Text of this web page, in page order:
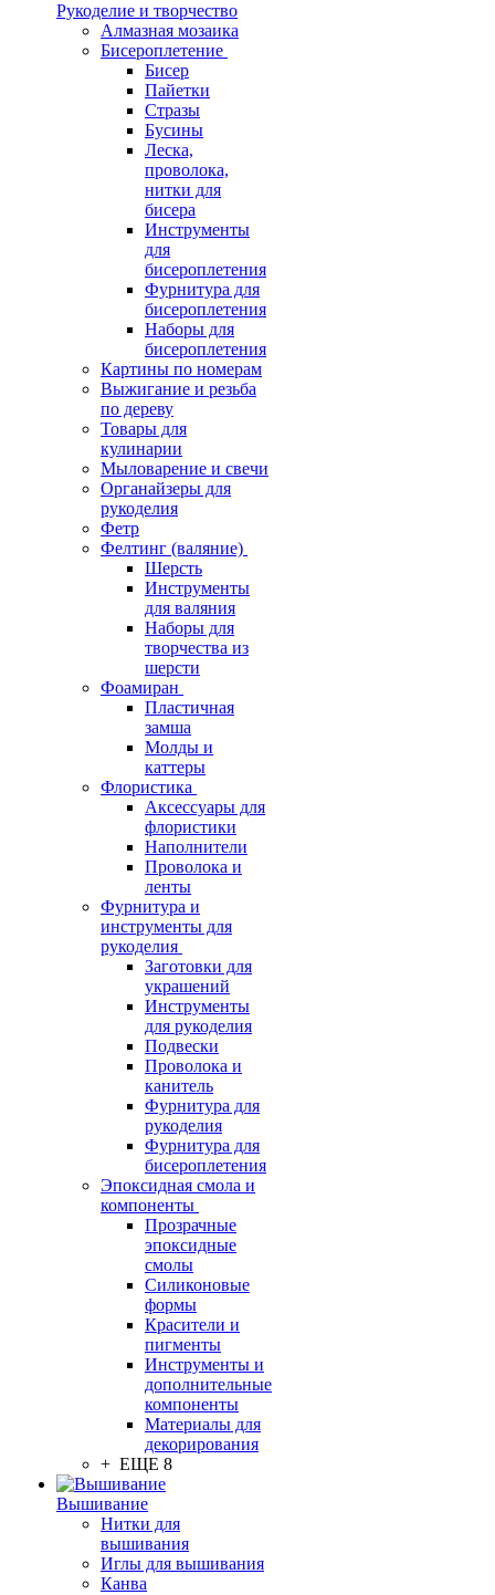
Рукоделие и творчество
Алмазная мозаика
Бисероплетение
Бисер
Пайетки
Стразы
Бусины
Леска,
проволока,
нитки для
бисера
Инструменты
для
бисероплетения
Фурнитура для
бисероплетения
Наборы для
бисероплетения
Картины по номерам
Выжигание и резьба
по дереву
Товары для
кулинарии
Мыловарение и свечи
Органайзеры для
рукоделия
Фетр
Фелтинг (валяние)
Шерсть
Инструменты
для валяния
Наборы для
творчества из
шерсти
Фоамиран
Пластичная
замша
Молды и
каттеры
Флористика
Аксессуары для
флористики
Наполнители
Проволока и
ленты
Фурнитура и
инструменты для
рукоделия
Заготовки для
украшений
Инструменты
для рукоделия
Подвески
Проволока и
канитель
Фурнитура для
рукоделия
Фурнитура для
бисероплетения
Эпоксидная смола и
компоненты
Прозрачные
эпоксидные
смолы
Силиконовые
формы
Красители и
пигменты
Инструменты и
дополнительные
компоненты
Материалы для
декорирования
+ ЕЩЕ 8
Вышивание
Нитки для
вышивания
Иглы для вышивания
Канва